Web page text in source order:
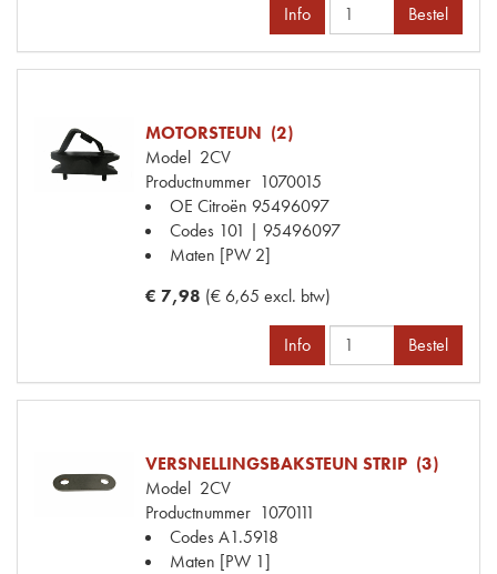
Info Bestel
MOTORSTEUN (2)
Model 2CV
Productnummer 1070015
OE Citroën 95496097
Codes 101 | 95496097
Maten [PW 2]
€ 7,98 (€ 6,65 excl. btw)
Info Bestel
VERSNELLINGSBAKSTEUN STRIP (3)
Model 2CV
Productnummer 1070111
CodesA1.5918
Maten [PW 1]